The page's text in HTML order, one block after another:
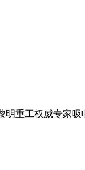
重工权威专家